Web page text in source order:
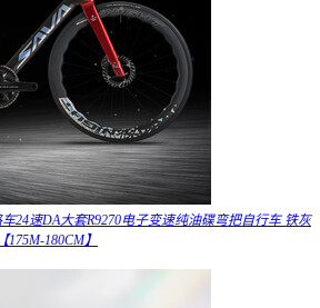
车24速DA大套R9270电子变速纯油碟弯把自行车 铁灰
175M-180CM】